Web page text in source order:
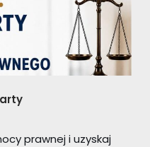
prawnej i uzyskaj